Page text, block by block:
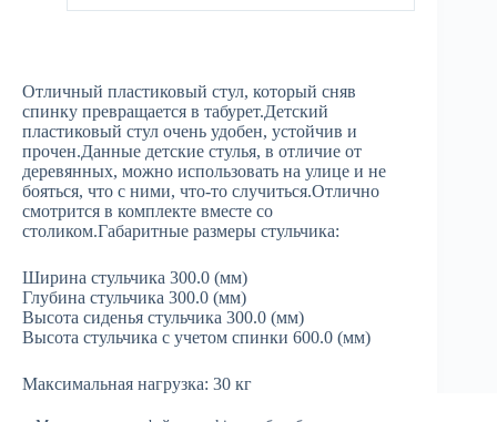
Отличный пластиковый стул, который сняв
спинку превращается в табурет.Детский
пластиковый стул очень удобен, устойчив и
прочен.Данные детские стулья, в отличие от
деревянных, можно использовать на улице и не
бояться, что с ними, что-то случиться.Отлично
смотрится в комплекте вместе со
столиком.Габаритные размеры стульчика:
Ширина стульчика 300.0 (мм)
Глубина стульчика 300.0 (мм)
Высота сиденья стульчика 300.0 (мм)
Высота стульчика с учетом спинки 600.0 (мм)
Максимальная нагрузка: 30 кг